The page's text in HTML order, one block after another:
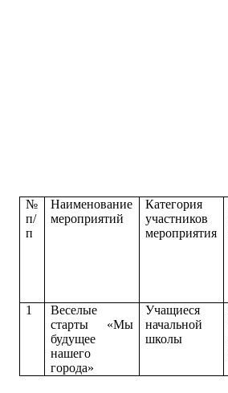
№
п/
п
Наименование
мероприятий
Категория
участников
мероприятия
1
Веселые
старты «Мы
будущее
нашего
города»
Учащиеся
начальной
школы